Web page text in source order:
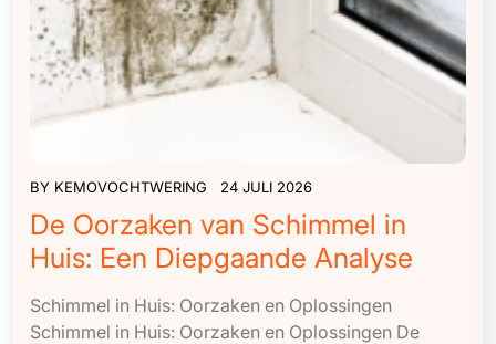
BY KEMOVOCHTWERING 24 JULI 2026
De Oorzaken van Schimmel in
Huis: Een Diepgaande Analyse
Schimmel in Huis: Oorzaken en Oplossingen
Schimmel in Huis: Oorzaken en Oplossingen De